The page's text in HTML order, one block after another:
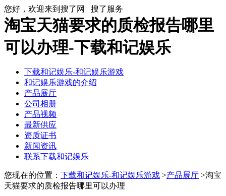
您好，欢迎来到搜了网 搜了服务
淘宝天猫要求的质检报告哪里
可以办理-下载和记娱乐
下载和记娱乐-和记娱乐游戏
和记娱乐游戏的介绍
产品展厅
公司相册
产品视频
最新供应
资质证书
新闻资讯
联系下载和记娱乐
您现在的位置： 下载和记娱乐-和记娱乐游戏 >产品展厅 >淘宝
天猫要求的质检报告哪里可以办理